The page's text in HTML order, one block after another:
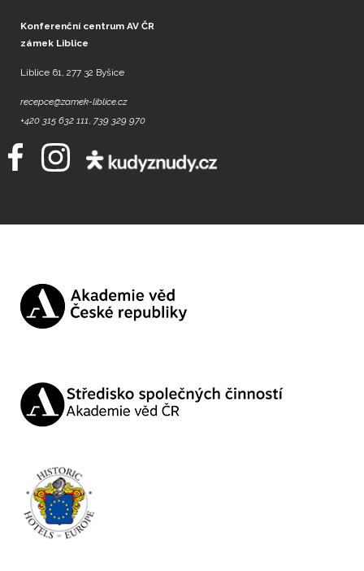
Konferenční centrum AV ČR
zámek Liblice
Liblice 61, 277 32 Byšice
recepce@zamek-liblice.cz
+420 315 632 111, 739 329 970